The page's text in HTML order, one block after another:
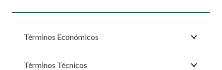
Términos Económicos
Términos Técnicos